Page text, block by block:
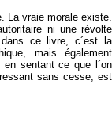
La vraie morale existe.
ni une révolte
dans ce livre, c´est la
mais également
sentant ce que l´on
sans cesse, est